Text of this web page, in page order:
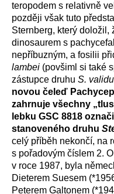
teropodem s relativně
později však tuto
Sternberg, který doložil,
dinosaurem s
nepříbuzným, a fosilii
lambei (povšiml si také
zástupce druhu S.
novou čeleď
zahrnuje všechny
lebku GSC 8818
stanoveného druhu
celý příběh nekončí, na
s pořadovým číslem 2.
v roce 1987, byla
Dieterem Suesem
Peterem Galtonem